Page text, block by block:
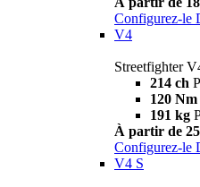
Configurez-le
V4
Streetfighter
214 ch
120 Nm
191 kg
À partir de
Configurez-le
V4 S